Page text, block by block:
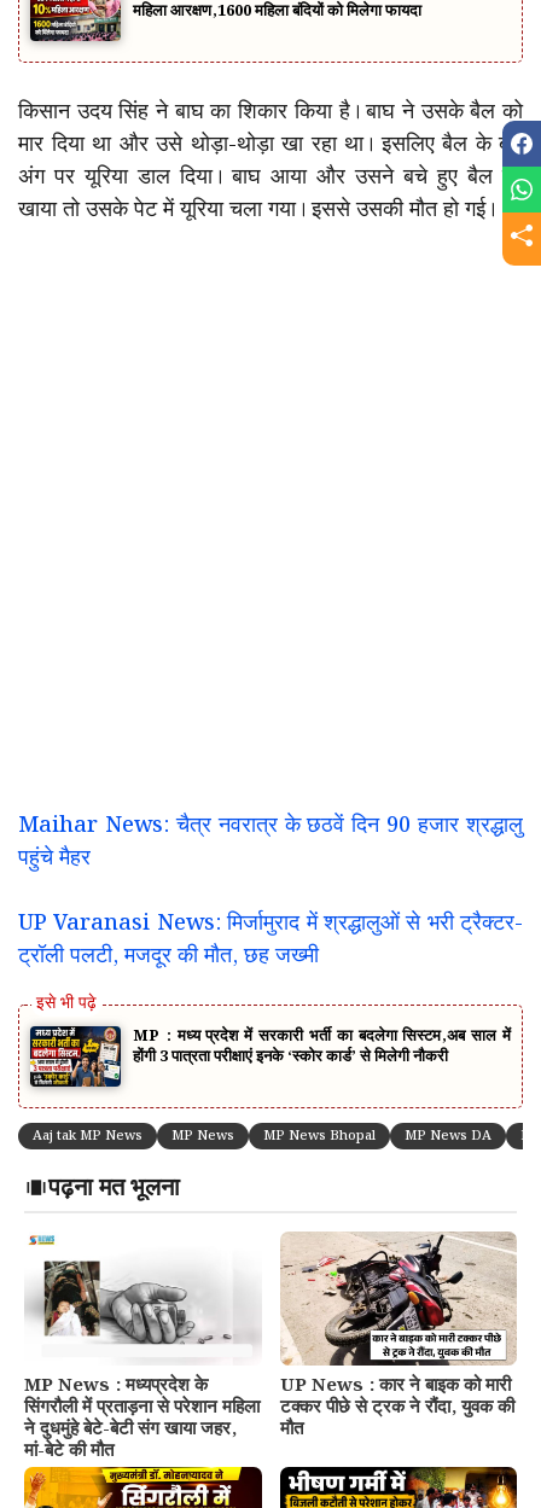
महिला आरक्षण,1600 महिला बंदियों को मिलेगा फायदा
किसान उदय सिंह ने बाघ का शिकार किया है। बाघ ने उसके बैल को
मार दिया था और उसे थोड़ा-थोड़ा खा रहा था। इसलिए बैल के बचे
अंग पर यूरिया डाल दिया। बाघ आया और उसने बचे हुए बैल को
खाया तो उसके पेट में यूरिया चला गया। इससे उसकी मौत हो गई।
Maihar News: चैत्र नवरात्र के छठवें दिन 90 हजार श्रद्धालु
पहुंचे मैहर
UP Varanasi News: मिर्जामुराद में श्रद्धालुओं से भरी ट्रैक्टर-
ट्रॉली पलटी, मजदूर की मौत, छह जख्मी
MP : मध्य प्रदेश में सरकारी भर्ती का बदलेगा सिस्टम,अब साल में
होंगी 3 पात्रता परीक्षाएं इनके ‘स्कोर कार्ड’ से मिलेगी नौकरी
Aaj tak MP News MP News MP News Bhopal MP News DA
पढ़ना मत भूलना
MP News : मध्यप्रदेश के
सिंगरौली में प्रताड़ना से परेशान महिला
ने दुधमुंहे बेटे-बेटी संग खाया जहर,
मां-बेटे की मौत
UP News : कार ने बाइक को मारी
टक्कर पीछे से ट्रक ने रौंदा, युवक की
मौत